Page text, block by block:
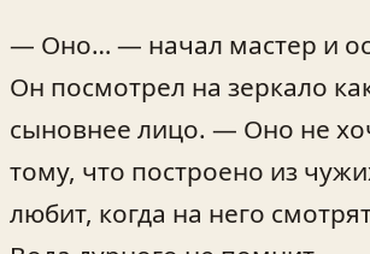
— Оно… — начал мастер и
Он посмотрел на зеркало
сыновнее лицо. — Оно не
тому, что построено из
любит, когда на него